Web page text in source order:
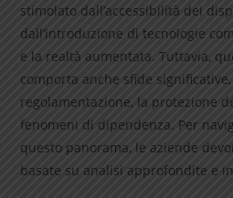
stimolato dall’accessibilità dei
dall’introduzione di tecnologie
e la realtà aumentata. Tuttavia,
comporta anche sfide
regolamentazione, la protezione
fenomeni di dipendenza. Per
questo panorama, le aziende
basate su analisi approfondite e